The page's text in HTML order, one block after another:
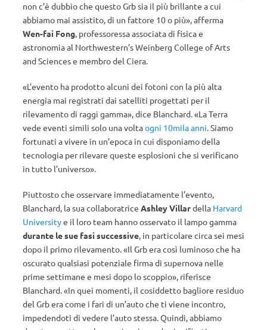
non c’è dubbio che questo Grb sia il più brillante a cui
abbiamo mai assistito, di un fattore 10 o più», afferma
Wen-fai Fong, professoressa associata di fisica e
astronomia al Northwestern’s Weinberg College of Arts
and Sciences e membro del Ciera.
«L’evento ha prodotto alcuni dei fotoni con la più alta
energia mai registrati dai satelliti progettati per il
rilevamento di raggi gamma», dice Blanchard. «La Terra
vede eventi simili solo una voltaogni 10mila anni. Siamo
fortunati a vivere in un’epoca in cui disponiamo della
tecnologia per rilevare queste esplosioni che si verificano
in tutto l’universo».
Piuttosto che osservare immediatamente l’evento,
Blanchard, la sua collaboratrice Ashley Villardella Harvard
Universitye il loro team hanno osservato il lampo gamma
durante le sue fasi successive, in particolare circa sei mesi
dopo il primo rilevamento. «Il Grb era così luminoso che ha
oscurato qualsiasi potenziale firma di supernova nelle
prime settimane e mesi dopo lo scoppio», riferisce
Blanchard. «In quei momenti, il cosiddetto bagliore residuo
del Grb era come i fari di un’auto che ti viene incontro,
impedendoti di vedere l’auto stessa. Quindi, abbiamo